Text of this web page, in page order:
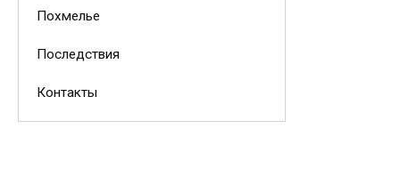
Похмелье
Последствия
Контакты